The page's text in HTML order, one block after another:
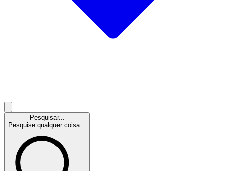
Pesquisar...
Pesquise qualquer coisa...